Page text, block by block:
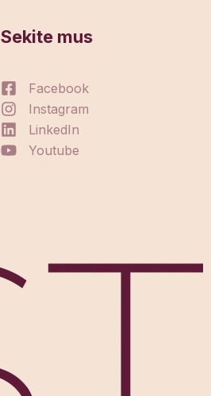
Sekite mus
Facebook
Instagram
LinkedIn
Youtube